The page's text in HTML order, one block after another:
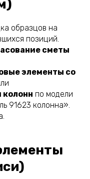
образцов на
позиций.
сметы
элементы со
колонн по модели
91623 колонна».